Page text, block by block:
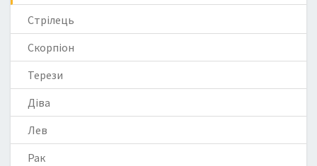
Стрілець
Скорпіон
Терези
Діва
Лев
Рак